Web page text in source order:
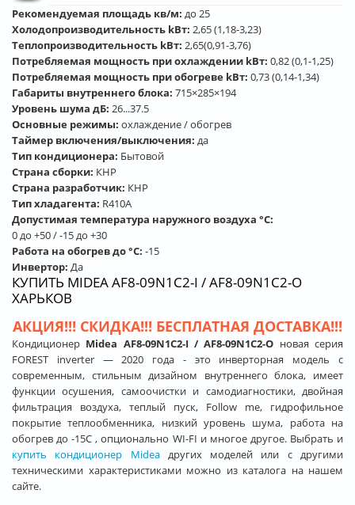
Рекомендуемая площадь кв/м: до 25
Холодопроизводительность kВт: 2,65 (1,18-3,23)
Теплопроизводительность kВт: 2,65(0,91-3,76)
Потребляемая мощность при охлаждении kВт: 0,82 (0,1-1,25)
Потребляемая мощность при обогреве kВт: 0,73 (0,14-1,34)
Габариты внутреннего блока: 715×285×194
Уровень шума дБ: 26...37.5
Основные режимы: охлаждение / обогрев
Таймер включения/выключения: да
Тип кондиционера: Бытовой
Страна сборки: КНР
Страна разработчик: КНР
Тип хладагента: R410A
Допустимая температура наружного воздуха °С:
0 до +50 / -15 до +30
Работа на обогрев до °С: -15
Инвертор: Да
КУПИТЬ MIDEA AF8-09N1C2-I / AF8-09N1C2-O
ХАРЬКОВ
АКЦИЯ!!! СКИДКА!!! БЕСПЛАТНАЯ ДОСТАВКА!!!
Кондиционер Midea AF8-09N1C2-I / AF8-09N1C2-O новая серия
FOREST inverter — 2020 года - это инверторная модель с
современным, стильным дизайном внутреннего блока, имеет
функции осушения, самоочистки и самодиагностики, двойная
фильтрация воздуха, теплый пуск, Follow me, гидрофильное
покрытие теплообменника, низкий уровень шума, работа на
обогрев до -15С , опционально WI-FI и многое другое. Выбрать и
купить кондиционер Mideaдругих моделей или с другими
техническими характеристиками можно из каталога на нашем
сайте.